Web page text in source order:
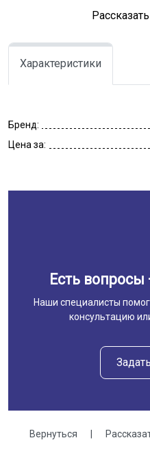
Характеристики
Бренд:
Цена за:
Есть
Наши специалисты
консультацию
Вернуться |